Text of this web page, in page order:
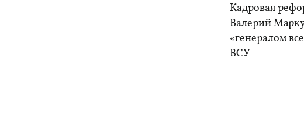
Кадровая
Валерий
«генералом
ВСУ